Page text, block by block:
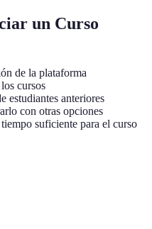
un Curso
de la plataforma
cursos
estudiantes anteriores
con otras opciones
suficiente para el curso